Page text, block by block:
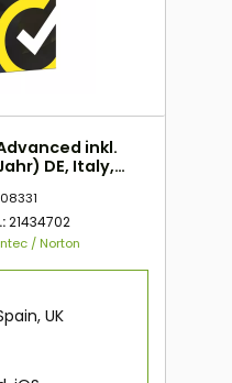
inkl.
DE, Italy,
21434702
/ Norton
UK